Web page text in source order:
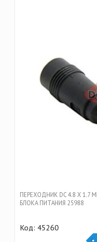
ПЕРЕХОДНИК DC 4.8 Х
БЛОКА ПИТАНИЯ 25988
Код: 45260